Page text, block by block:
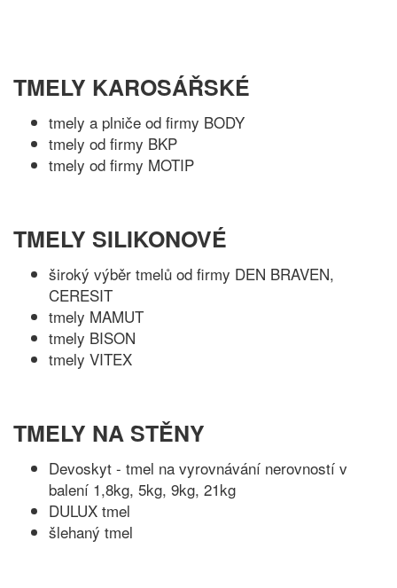
TMELY KAROSÁŘSKÉ
tmely a plniče od firmy BODY
tmely od firmy BKP
tmely od firmy MOTIP
TMELY SILIKONOVÉ
široký výběr tmelů od firmy DEN BRAVEN,
CERESIT
tmely MAMUT
tmely BISON
tmely VITEX
TMELY NA STĚNY
Devoskyt - tmel na vyrovnávání nerovností v
balení 1,8kg, 5kg, 9kg, 21kg
DULUX tmel
šlehaný tmel